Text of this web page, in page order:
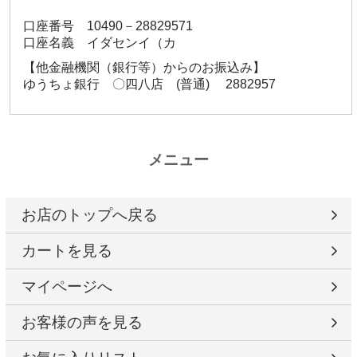
口座番号 10490－28829571
口座名義 イダセンイ（カ
【他金融機関（銀行等）からのお振込み】
ゆうちょ銀行 〇四八店 (普通) 2882957
メニュー
お店のトップへ戻る
カートを見る
マイページへ
お客様の声を見る